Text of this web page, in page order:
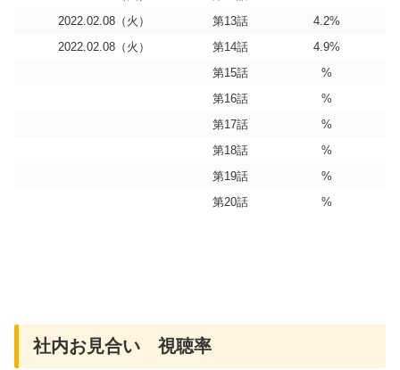
2022.02.08（火）
第13話
4.2%
2022.02.08（火）
第14話
4.9%
第15話
%
第16話
%
第17話
%
第18話
%
第19話
%
第20話
%
社内お見合い 視聴率